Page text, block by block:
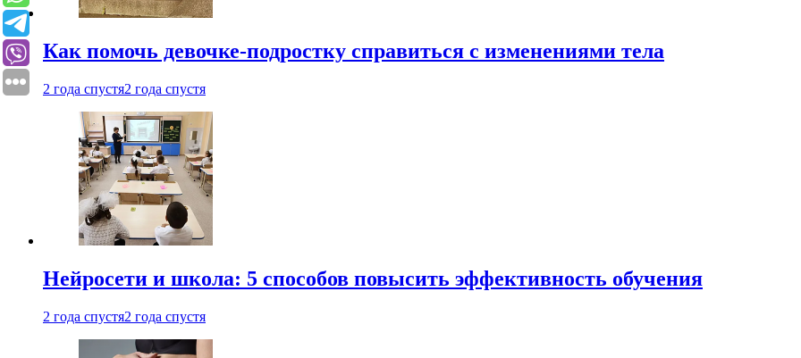
Как помочь девочке-подростку справиться с изменениями тела
2 года спустя2 года спустя
Нейросети и школа: 5 способов повысить эффективность обучения
2 года спустя2 года спустя